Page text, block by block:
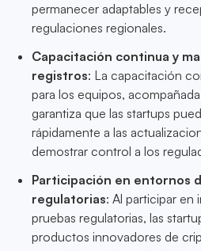
permanecer adaptables y
regulaciones regionales.
Capacitación continua y
registros: La capacitación
para los equipos,
garantiza que las startups
rápidamente a las
demostrar control a los
Participación en entornos
regulatorias: Al participar en
pruebas regulatorias, las
productos innovadores de